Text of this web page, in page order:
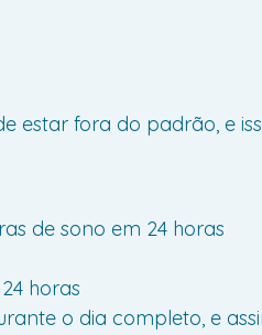
estar fora do padrão, e
de sono em 24 horas
horas
o dia completo, e